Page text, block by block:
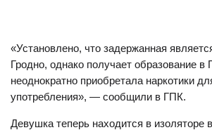
«Установлено, что задержанная
Гродно, однако получает образование
неоднократно приобретала наркотики
употребления», — сообщили в ГПК.
Девушка теперь находится в изоляторе